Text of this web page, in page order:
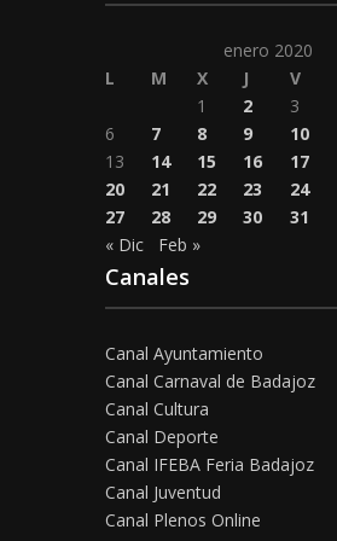
enero 2020
L
M X J V
1
2 3
6
7 8 9 10
13
14 15 16 17
20
21 22 23 24
27
28 29 30
31
« Dic
Feb »
Canales
Canal Ayuntamiento
Canal Carnaval de Badajoz
Canal Cultura
Canal Deporte
Canal IFEBA Feria Badajoz
Canal Juventud
Canal Plenos Online